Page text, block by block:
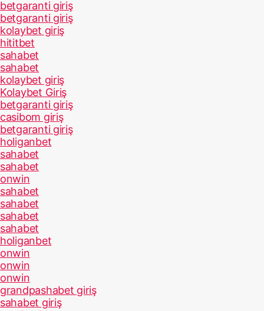
betgaranti giriş
betgaranti giriş
kolaybet giriş
hititbet
sahabet
sahabet
kolaybet giriş
Kolaybet Giriş
betgaranti giriş
casibom giriş
betgaranti giriş
holiganbet
sahabet
sahabet
onwin
sahabet
sahabet
sahabet
sahabet
holiganbet
onwin
onwin
onwin
grandpashabet giriş
sahabet giriş